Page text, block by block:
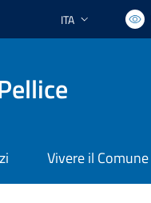
Lingua attiva:
ITA
Vivere il Comune